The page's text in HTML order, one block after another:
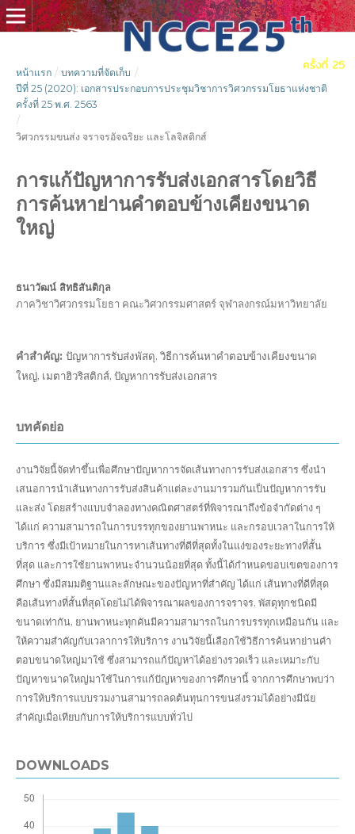
หน้าแรก / บทความที่จัดเก็บ /
ปีที่ 25 (2020): เอกสารประกอบการประชุมวิชาการวิศวกรรมโยธาแห่งชาติ
ครั้งที่ 25 พ.ศ. 2563
/
วิศวกรรมขนส่ง จราจรอัจฉริยะ และโลจิสติกส์
การแก้ปัญหาการรับส่งเอกสารโดยวิธี
การค้นหาย่านคำตอบข้างเคียงขนาด
ใหญ่
ธนาวัฒน์ สิทธิสันติกุล
ภาควิชาวิศวกรรมโยธา คณะวิศวกรรมศาสตร์ จุฬาลงกรณ์มหาวิทยาลัย
คำสำคัญ: ปัญหาการรับส่งพัสดุ, วิธีการค้นหาคำตอบข้างเคียงขนาด
ใหญ่, เมตาฮิวริสติกส์, ปัญหาการรับส่งเอกสาร
บทคัดย่อ
งานวิจัยนี้จัดทำขึ้นเพื่อศึกษาปัญหาการจัดเส้นทางการรับส่งเอกสาร ซึ่งนำ
เสนอการนำเส้นทางการรับส่งสินค้าแต่ละงานมารวมกันเป็นปัญหาการรับ
และส่ง โดยสร้างแบบจำลองทางคณิตศาสตร์ที่พิจารณาถึงข้อจำกัดต่าง ๆ
ได้แก่ ความสามารถในการบรรทุกของยานพาหนะ และกรอบเวลาในการให้
บริการ ซึ่งมีเป้าหมายในการหาเส้นทางที่ดีที่สุดทั้งในแง่ของระยะทางที่สั้น
ที่สุด และการใช้ยานพาหนะจำนวนน้อยที่สุด ทั้งนี้ได้กำหนดขอบเขตของการ
ศึกษา ซึ่งมีสมมติฐานและลักษณะของปัญหาที่สำคัญ ได้แก่ เส้นทางที่ดีที่สุด
คือเส้นทางที่สั้นที่สุดโดยไม่ได้พิจารณาผลของการจราจร, พัสดุทุกชนิดมี
ขนาดเท่ากัน, ยานพาหนะทุกคันมีความสามารถในการบรรทุกเหมือนกัน และ
ให้ความสำคัญกับเวลาการให้บริการ งานวิจัยนี้เลือกใช้วิธีการค้นหาย่านคำ
ตอบขนาดใหญ่มาใช้ ซึ่งสามารถแก้ปัญหาได้อย่างรวดเร็ว และเหมาะกับ
ปัญหาขนาดใหญ่มาใช้ในการแก้ปัญหาของการศึกษานี้ จากการศึกษาพบว่า
การให้บริการแบบรวมงานสามารถลดต้นทุนการขนส่งรวมได้อย่างมีนัย
สำคัญเมื่อเทียบกับการให้บริการแบบทั่วไป
DOWNLOADS